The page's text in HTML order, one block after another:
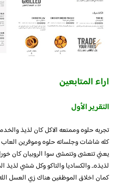
اراء المتابعين
التقرير الأول
كله شاشات وجلساته حلوه وموفرين العاب
يعني تتعشى وتتمشى سوا الروبيان كان
لذيذه.. والكساديا والتاكو وكل ششي
كمان اخلاق الموظفين هناك زي العسل